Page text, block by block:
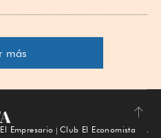
más
Subir
El Empresario
Club El Economista